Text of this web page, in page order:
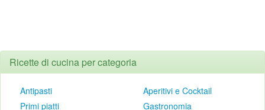
Ricette di cucina per categoria
Antipasti
Primi piatti
Aperitivi e Cocktail
Gastronomia